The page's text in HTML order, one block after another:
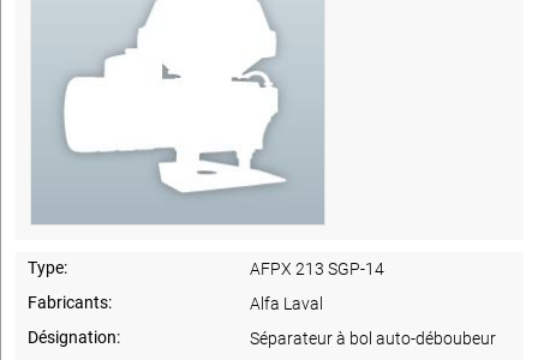
Type:
AFPX 213 SGP-14
Fabricants:
Alfa Laval
Désignation:
Séparateur à bol auto-déboubeur